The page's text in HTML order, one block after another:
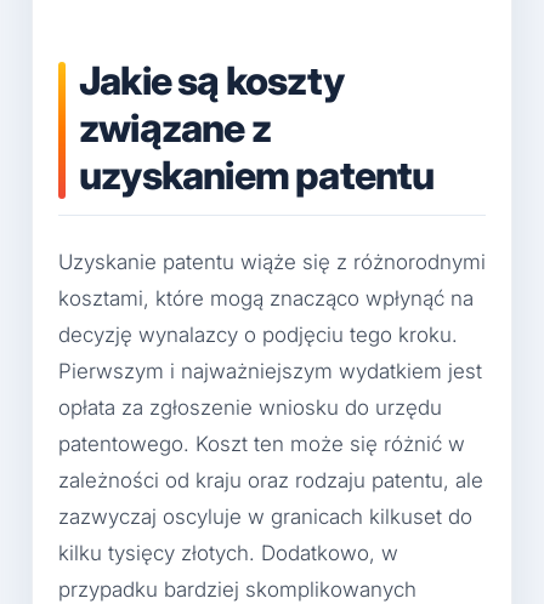
Jakie są koszty
związane z
uzyskaniem patentu
Uzyskanie patentu wiąże się z różnorodnymi
kosztami, które mogą znacząco wpłynąć na
decyzję wynalazcy o podjęciu tego kroku.
Pierwszym i najważniejszym wydatkiem jest
opłata za zgłoszenie wniosku do urzędu
patentowego. Koszt ten może się różnić w
zależności od kraju oraz rodzaju patentu, ale
zazwyczaj oscyluje w granicach kilkuset do
kilku tysięcy złotych. Dodatkowo, w
przypadku bardziej skomplikowanych